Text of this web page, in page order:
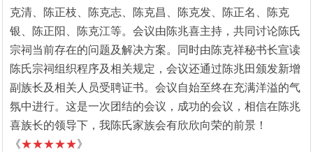
克清、陈正枝、陈克志、陈克昌、陈克发、陈正名、陈克
银、陈正阳、陈克江等。会议由陈兆喜主持，共同讨论陈氏
宗祠当前存在的问题及解决方案。同时由陈克祥秘书长宣读
陈氏宗祠组织程序及相关规定，会议还通过陈兆田颁发新增
副族长及相关人员受聘证书。会议自始至终在充满洋溢的气
氛中进行。这是一次团结的会议，成功的会议，相信在陈兆
喜族长的领导下，我陈氏家族会有欣欣向荣的前景！
《★★★★★》